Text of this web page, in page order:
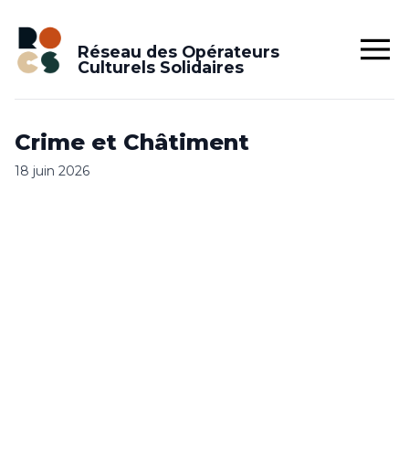
Réseau des Opérateurs
Culturels Solidaires
Crime et Châtiment
18 juin 2026